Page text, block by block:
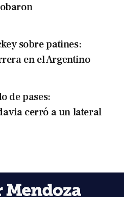
sobre patines:
en el Argentino
de pases:
cerró a un lateral